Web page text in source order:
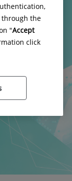
through the
"Accept
click